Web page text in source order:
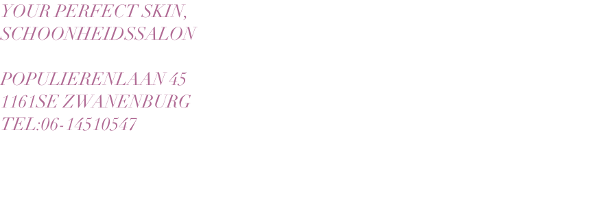
YOUR PERFECT SKIN,
SCHOONHEIDSSALON
POPULIERENLAAN 45
1161SE ZWANENBURG
TEL:06-14510547